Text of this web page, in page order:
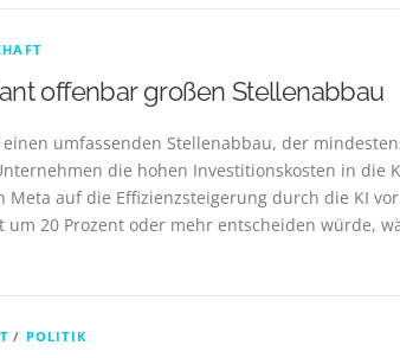
offenbar großen Stellenabbau
umfassenden Stellenabbau, der
die hohen Investitionskosten in die
Meta auf die Effizienzsteigerung durch die KI
um 20 Prozent oder mehr entscheiden würde,
/ POLITIK